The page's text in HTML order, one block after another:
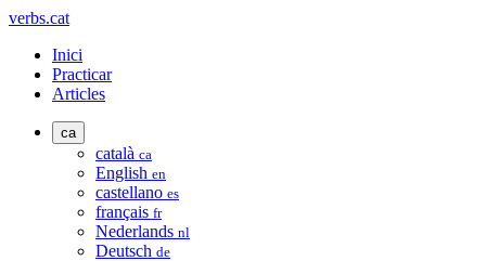
verbs.cat
Inici
Practicar
Articles
ca
català ca
English en
castellano es
français fr
Nederlands nl
Deutsch de